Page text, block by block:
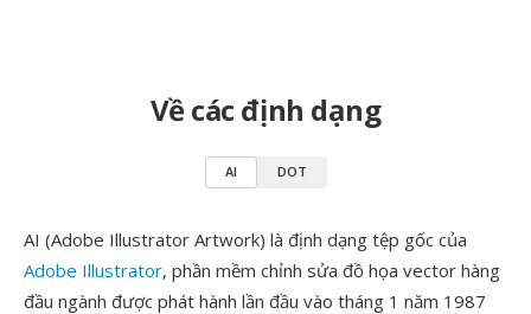
Về các định dạng
AI DOT
AI (Adobe Illustrator Artwork) là định dạng tệp gốc của
Adobe Illustrator, phần mềm chỉnh sửa đồ họa vector hàng
đầu ngành được phát hành lần đầu vào tháng 1 năm 1987